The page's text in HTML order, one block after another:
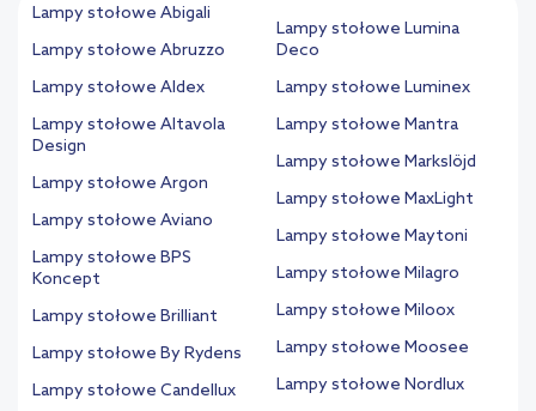
Lampy stołowe Abigali
Lampy stołowe Abruzzo
Lampy stołowe Aldex
Lampy stołowe Altavola
Design
Lampy stołowe Argon
Lampy stołowe Aviano
Lampy stołowe BPS
Koncept
Lampy stołowe Brilliant
Lampy stołowe By Rydens
Lampy stołowe Candellux
Lampy stołowe Lumina
Deco
Lampy stołowe Luminex
Lampy stołowe Mantra
Lampy stołowe Markslöjd
Lampy stołowe MaxLight
Lampy stołowe Maytoni
Lampy stołowe Milagro
Lampy stołowe Miloox
Lampy stołowe Moosee
Lampy stołowe Nordlux